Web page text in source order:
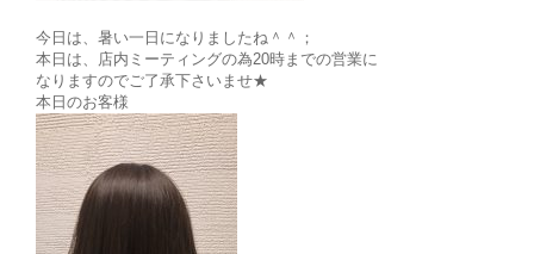
今日は、暑い一日になりましたね＾＾；
本日は、店内ミーティングの為20時までの営業に
なりますのでご了承下さいませ★
本日のお客様